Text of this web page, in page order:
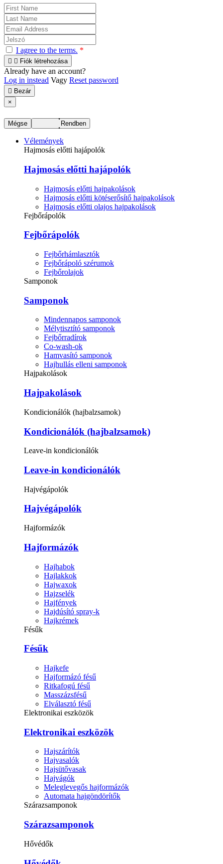
I agree to the terms. *
  Fiók létrehozása
Already have an account?
Log in instead Vagy Reset password
 Bezár
×
Mégse Rendben
Vélemények
Hajmosás előtti hajápolók
Hajmosás előtti hajápolók
Hajmosás előtti hajpakolások
Hajmosás előtti kötéserősítő hajpakolások
Hajmosás előtti olajos hajpakolások
Fejbőrápolók
Fejbőrápolók
Fejbőrhámlasztók
Fejbőrápoló szérumok
Fejbőrolajok
Samponok
Samponok
Mindennapos samponok
Mélytisztító samponok
Fejbőrradírok
Co-wash-ok
Hamvasító samponok
Hajhullás elleni samponok
Hajpakolások
Hajpakolások
Kondicionálók (hajbalzsamok)
Kondicionálók (hajbalzsamok)
Leave-in kondicionálók
Leave-in kondicionálók
Hajvégápolók
Hajvégápolók
Hajformázók
Hajformázók
Hajhabok
Hajlakkok
Hajwaxok
Hajzselék
Hajfények
Hajdúsító spray-k
Hajkrémek
Fésűk
Fésűk
Hajkefe
Hajformázó fésű
Ritkafogú fésű
Masszázsfésű
Elválasztó fésű
Elektronikai eszközök
Elektronikai eszközök
Hajszárítók
Hajvasalók
Hajsütővasak
Hajvágók
Meleglevegős hajformázók
Automata hajgöndörítők
Szárazsamponok
Szárazsamponok
Hővédők